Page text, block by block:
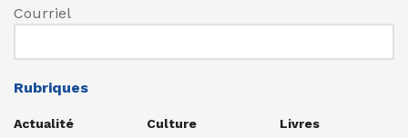
Courriel
Rubriques
Actualité
Culture
Livres